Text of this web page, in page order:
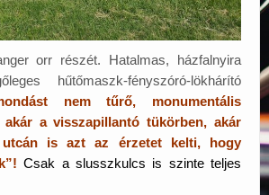
orr részét. Hatalmas, házfalnyira
hűtőmaszk-fényszóró-lökhárító
nem tűrő, monumentális
akár a visszapillantó tükörben, akár
is azt az érzetet kelti, hogy
Csak a slusszkulcs is szinte teljes